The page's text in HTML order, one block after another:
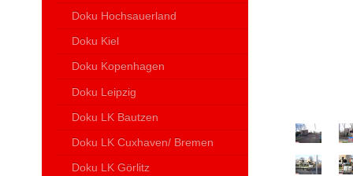
Doku Hochsauerland
Doku Kiel
Doku Kopenhagen
Doku Leipzig
Doku LK Bautzen
Doku LK Cuxhaven/ Bremen
Doku LK Görlitz